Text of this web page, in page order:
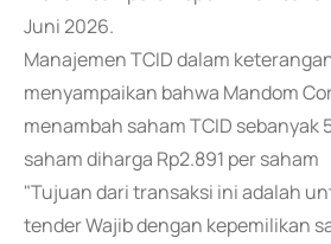
Juni 2026.
Manajemen TCID dalam
menyampaikan bahwa Mandom
menambah saham TCID sebanyak
saham diharga Rp2.891 per saham
"Tujuan dari transaksi ini adalah
tender Wajib dengan kepemilikan